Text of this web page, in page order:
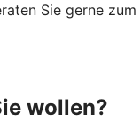
Sie gerne zum
wollen?